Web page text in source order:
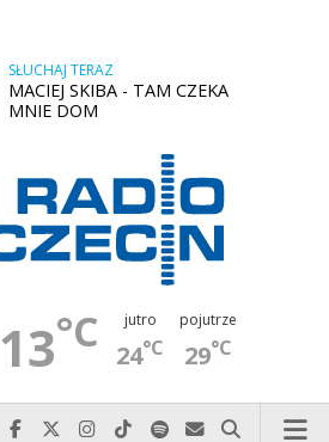
SŁUCHAJ TERAZ
MACIEJ SKIBA - TAM CZEKA
MNIE DOM
13°C jutro
24°C
pojutrze
29°C
Najlepiej po prostu do nas zadzwoń
Odwiedź nas na Facebook-u
Odwiedź nas na X
Odwiedź nas na Instagram-ie
Odwiedź nas na TikTok-u
Szukaj nas na Spotify
Wyślij do nas
Szukaj